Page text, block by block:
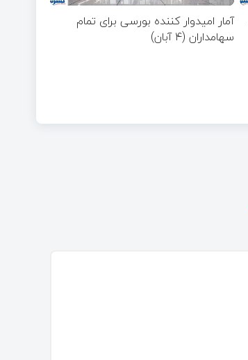
آمار امیدوار کننده بورسی برای تمام
سهامداران (۴ آبان)